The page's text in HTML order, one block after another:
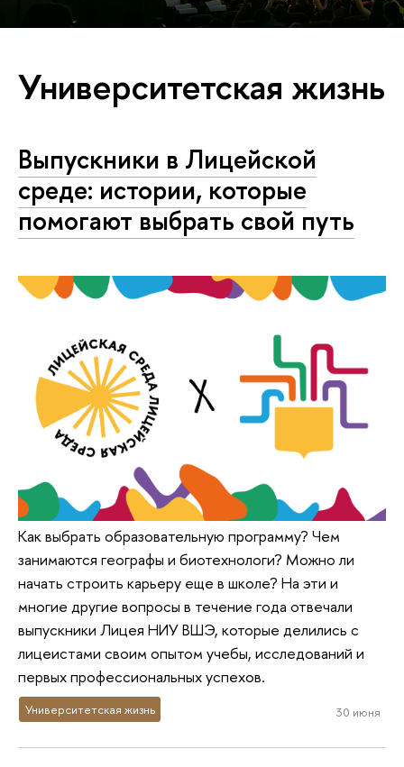
Университетская жизнь
Выпускники в Лицейской
среде: истории, которые
помогают выбрать свой путь
Как выбрать образовательную программу? Чем
занимаются географы и биотехнологи? Можно ли
начать строить карьеру еще в школе? На эти и
многие другие вопросы в течение года отвечали
выпускники Лицея НИУ ВШЭ, которые делились с
лицеистами своим опытом учебы, исследований и
первых профессиональных успехов.
Университетская жизнь 30 июня